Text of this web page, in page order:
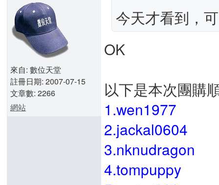
來自: 數位天堂
註冊日期: 2007-07-15
文章數: 2266
網站
今天才看到，
OK
以下是本次團購
1.wen1977
2.jackal0604
3.nknudragon
4.tompuppy